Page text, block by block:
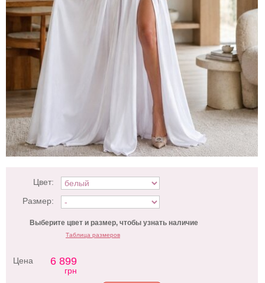
Цвет:
Размер:
Выберите цвет и размер, чтобы узнать наличие
Таблица размеров
Цена 6 899
грн